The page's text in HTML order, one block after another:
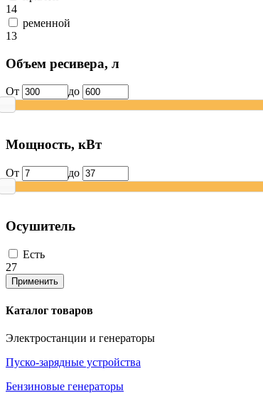
14
ременной
13
Объем ресивера, л
От до
Мощность, кВт
От до
Осушитель
Есть
27
Применить
Каталог товаров
Электростанции и генераторы
Пуско-зарядные устройства
Бензиновые генераторы